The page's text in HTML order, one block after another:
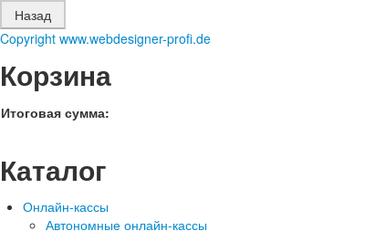
Copyright www.webdesigner-profi.de
Корзина
Итоговая сумма:
Каталог
Онлайн-кассы
Автономные онлайн-кассы